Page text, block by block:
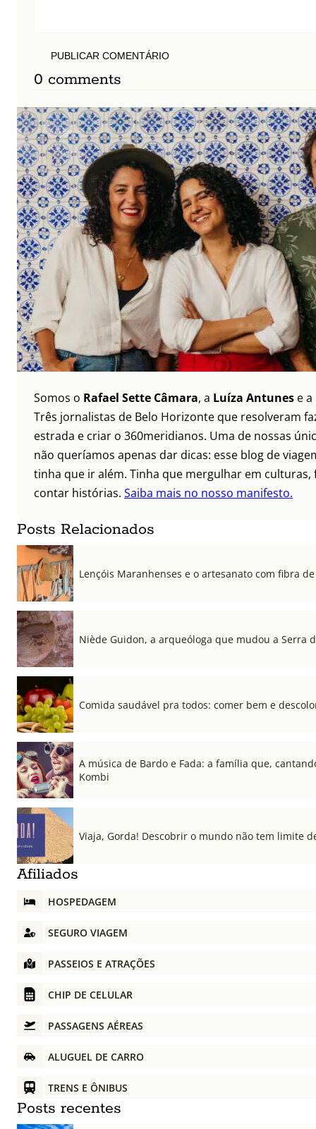
PUBLICAR COMENTÁRIO
0 comments
Somos o Rafael Sette Câmara, a Luíza Antunes e a
Três jornalistas de Belo Horizonte que resolveram
estrada e criar o 360meridianos. Uma de nossas
não queríamos apenas dar dicas: esse blog de
tinha que ir além. Tinha que mergulhar em culturas,
contar histórias. Saiba mais no nosso manifesto.
Posts Relacionados
Lençóis Maranhenses e o artesanato com fibra
Niède Guidon, a arqueóloga que mudou a Serra
Comida saudável pra todos: comer bem e
A música de Bardo e Fada: a família que,
Kombi
Viaja, Gorda! Descobrir o mundo não tem limite
Afiliados
HOSPEDAGEM
SEGURO VIAGEM
PASSEIOS E ATRAÇÕES
CHIP DE CELULAR
PASSAGENS AÉREAS
ALUGUEL DE CARRO
TRENS E ÔNIBUS
Posts recentes